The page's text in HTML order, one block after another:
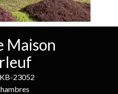
Maison
23052